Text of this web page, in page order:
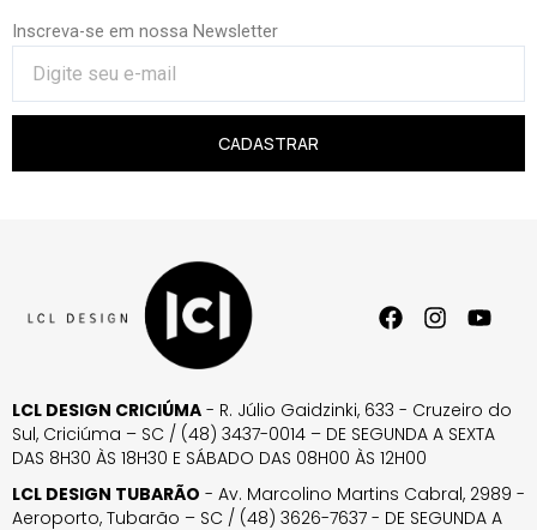
Inscreva-se em nossa Newsletter
CADASTRAR
LCL DESIGN CRICIÚMA - R. Júlio Gaidzinki, 633 - Cruzeiro do
Sul, Criciúma – SC / (48) 3437-0014 – DE SEGUNDA A SEXTA
DAS 8H30 ÀS 18H30 E SÁBADO DAS 08H00 ÀS 12H00
LCL DESIGN TUBARÃO - Av. Marcolino Martins Cabral, 2989 -
Aeroporto, Tubarão – SC / (48) 3626-7637 - DE SEGUNDA A